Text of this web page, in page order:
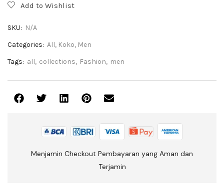
Add to Wishlist
SKU: N/A
Categories: All, Koko, Men
Tags: all, collections, Fashion, men
Menjamin Checkout Pembayaran yang Aman dan
Terjamin